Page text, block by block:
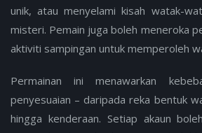
unik, atau menyelami kisah watak-
misteri. Pemain juga boleh meneroka
aktiviti sampingan untuk memperoleh
Permainan ini menawarkan
penyesuaian – daripada reka bentuk
hingga kenderaan. Setiap akaun